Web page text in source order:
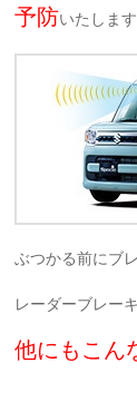
予防いたします
ぶつかる前にブ
レーダーブレー
他にもこん